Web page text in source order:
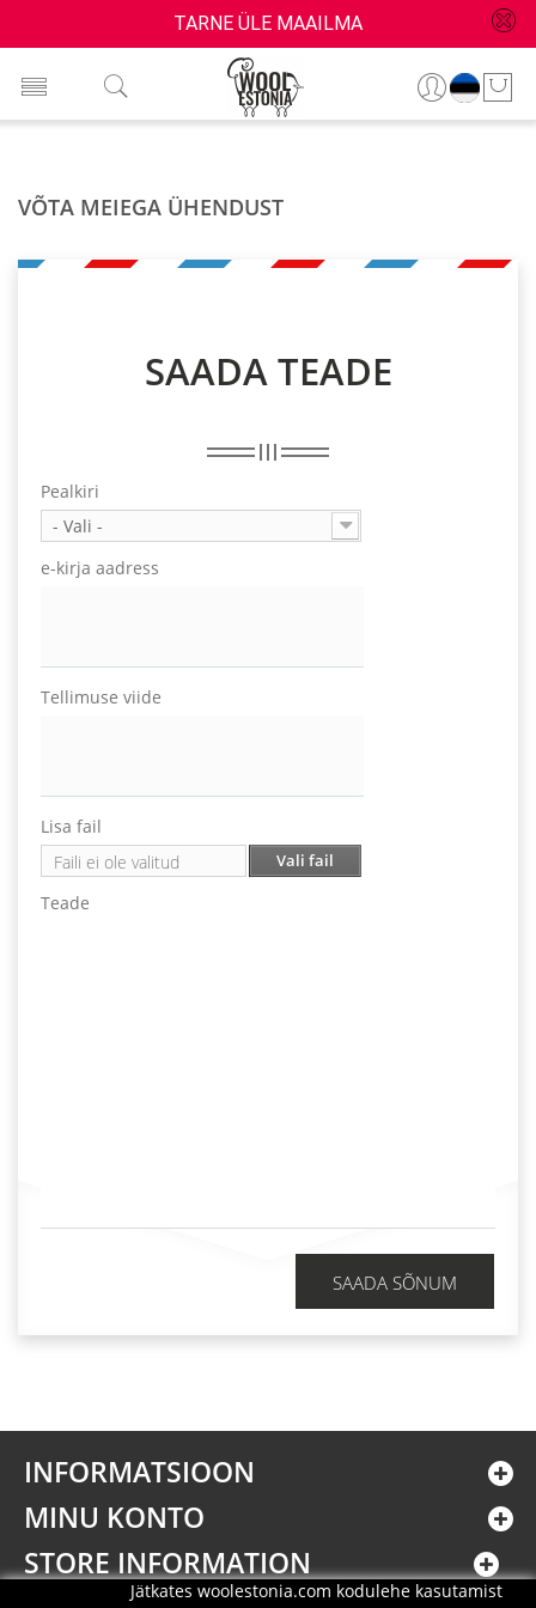
TARNE ÜLE MAAILMA
VÕTA MEIEGA ÜHENDUST
SAADA TEADE
Pealkiri
- Vali -
e-kirja aadress
Tellimuse viide
Lisa fail
Faili ei ole valitud
Vali fail
Teade
SAADA SÕNUM
INFORMATSIOON
MINU KONTO
STORE INFORMATION
Jätkates woolestonia.com kodulehe kasutamist